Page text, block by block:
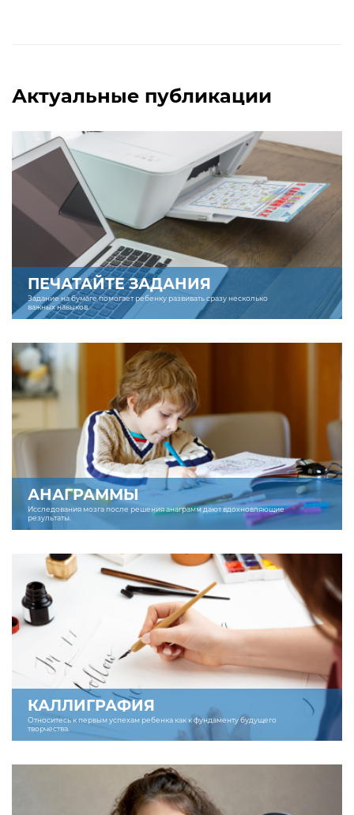
Актуальные публикации
ПЕЧАТАЙТЕ ЗАДАНИЯ
Задание на бумаге помогает ребенку развивать сразу несколько
важных навыков.
АНАГРАММЫ
Исследования мозга после решения анаграмм дают вдохновляющие
результаты.
КАЛЛИГРАФИЯ
Относитесь к первым успехам ребенка как к фундаменту будущего
творчества.